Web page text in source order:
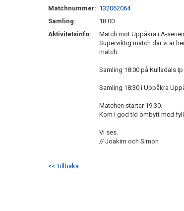
Matchnummer: 132062064
Samling:
18:00
Aktivitetsinfo:
Match mot Uppåkra i A-
Superviktig match där vi är
match.
Samling 18:00 på Kulladals
Samling 18:30 i Uppåkra
Matchen startar 19:30.
Kom i god tid ombytt med
Vi ses.
// Joakim och Simon
<< Tillbaka